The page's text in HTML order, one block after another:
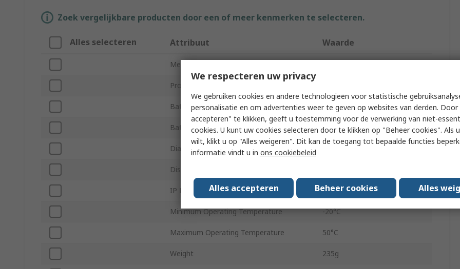
Zoek vergelijkbare producten door een of meer kenmerken te selecteren.
Alles selecteren Attribuut Waarde
Merk
Product Type
Battery Type AA
Battery Life 105h
Diagonal Display Size
Display Type
IP Rating IP40
Minimum Operating Temperature -20°C
Maximum Operating Temperature 50°C
Weight 235g
We respecteren uw privacy
We gebruiken cookies en andere technologieën voor statistische
personalisatie en om advertenties weer te geven op websites van derden. Door
accepteren" te klikken, geeft u toestemming voor de verwerking van niet-
cookies. U kunt uw cookies selecteren door te klikken op "Beheer cookies". Als
wilt, klikt u op "Alles weigeren". Dit kan de toegang tot bepaalde functies
informatie vindt u in ons cookiebeleid
Alles accepteren Beheer cookies Alles